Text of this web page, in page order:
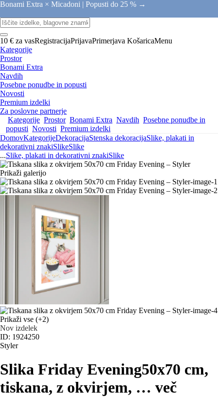
Bonami Extra × Micadoni | Popusti do 25 % →
10 € za vasRegistracijaPrijavaPrimerjava KošaricaMenu
Kategorije
Prostor
Bonami Extra
Navdih
Posebne ponudbe in popusti
Novosti
Premium izdelki
Za poslovne partnerje
Kategorije Prostor Bonami Extra Navdih Posebne ponudbe in
popusti Novosti Premium izdelki
DomovKategorijeDekoracijaStenska dekoracijaSlike, plakati in
dekorativni znakiSlikeSlike
...Slike, plakati in dekorativni znakiSlike
Prikaži galerijo
Prikaži vse (+2)
Nov izdelek
ID: 1924250
Styler
Slika Friday Evening50x70 cm,
tiskana, z okvirjem, … več